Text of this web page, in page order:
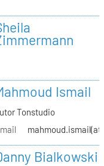
Ismail
Tonstudio
Bialkowski